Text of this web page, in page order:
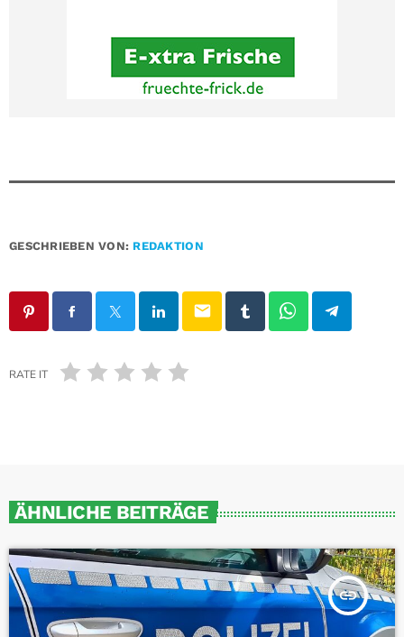
GESCHRIEBEN VON: REDAKTION
email
RATE IT
ÄHNLICHE BEITRÄGE
insert_link